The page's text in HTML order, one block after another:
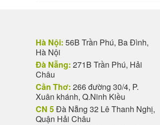
Hà Nội: 56B Trần Phú, Ba Đình,
Hà Nội
Đà Nẵng: 271B Trần Phú, Hải
Châu
Cần Thơ: 266 đường 30/4, P.
Xuân khánh, Q.Ninh Kiều
CN 5Đà Nẵng 32 Lê Thanh Nghị,
Quận Hải Châu